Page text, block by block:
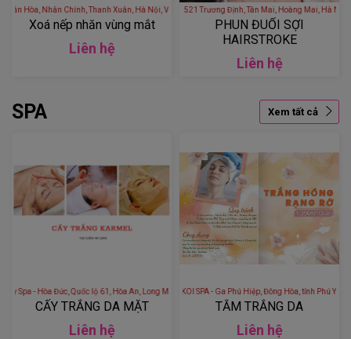
116 Phố Nhân Hòa, Nhân Chính, Thanh Xuân, Hà Nội, Việt Nam
Xoá nếp nhăn vùng mắt
Liên hệ
THÙY KOOL SPA - 80 Ngõ 521 Trương Định, Tân Mai,
PHUN ĐUỔI SỢI
HAIRSTROKE
Liên hệ
SPA Xem tất cả
My Spa - Hòa Đức, Quốc lộ 61, Hòa An, Long Mỹ, Hậu Giang, Việt Nam
CẤY TRẮNG DA MẶT
Liên hệ
KOI SPA - Ga Phú Hiệp, Đông Hòa, tỉnh Phú Yên, Việt Nam
TẮM TRẮNG DA
Liên hệ